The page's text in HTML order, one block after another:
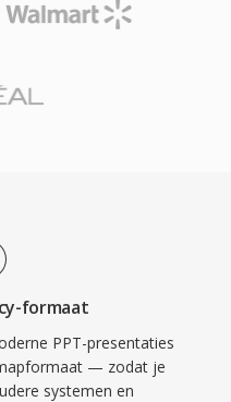
formaat
PPT-presentaties
— zodat je
systemen en